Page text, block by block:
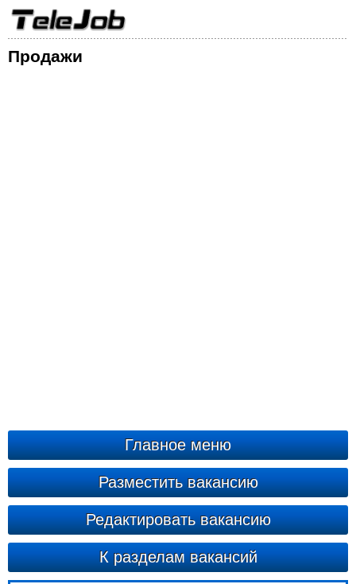
Продажи
Главное меню
Разместить вакансию
Редактировать вакансию
К разделам вакансий